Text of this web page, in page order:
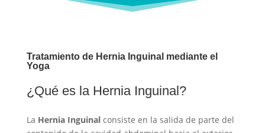
Tratamiento de Hernia Inguinal mediante el
Yoga
¿Qué es la Hernia Inguinal?
La Hernia Inguinal consiste en la salida de parte del